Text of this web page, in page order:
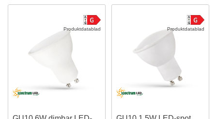
Produktdatablad Produktdatablad